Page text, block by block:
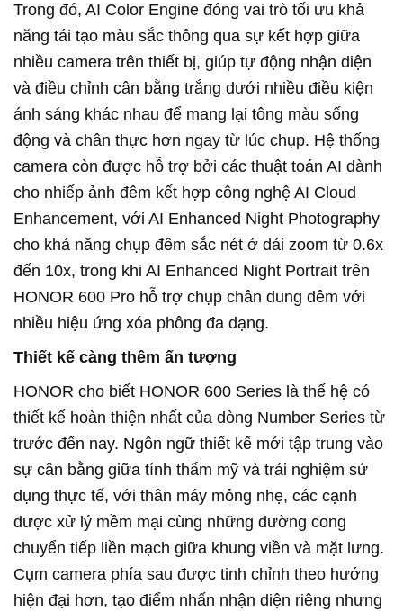
Trong đó, AI Color Engine đóng vai trò tối ưu khả
năng tái tạo màu sắc thông qua sự kết hợp giữa
nhiều camera trên thiết bị, giúp tự động nhận diện
và điều chỉnh cân bằng trắng dưới nhiều điều kiện
ánh sáng khác nhau để mang lại tông màu sống
động và chân thực hơn ngay từ lúc chụp. Hệ thống
camera còn được hỗ trợ bởi các thuật toán AI dành
cho nhiếp ảnh đêm kết hợp công nghệ AI Cloud
Enhancement, với AI Enhanced Night Photography
cho khả năng chụp đêm sắc nét ở dải zoom từ 0.6x
đến 10x, trong khi AI Enhanced Night Portrait trên
HONOR 600 Pro hỗ trợ chụp chân dung đêm với
nhiều hiệu ứng xóa phông đa dạng.
Thiết kế càng thêm ấn tượng
HONOR cho biết HONOR 600 Series là thế hệ có
thiết kế hoàn thiện nhất của dòng Number Series từ
trước đến nay. Ngôn ngữ thiết kế mới tập trung vào
sự cân bằng giữa tính thẩm mỹ và trải nghiệm sử
dụng thực tế, với thân máy mỏng nhẹ, các cạnh
được xử lý mềm mại cùng những đường cong
chuyển tiếp liền mạch giữa khung viền và mặt lưng.
Cụm camera phía sau được tinh chỉnh theo hướng
hiện đại hơn, tạo điểm nhấn nhận diện riêng nhưng